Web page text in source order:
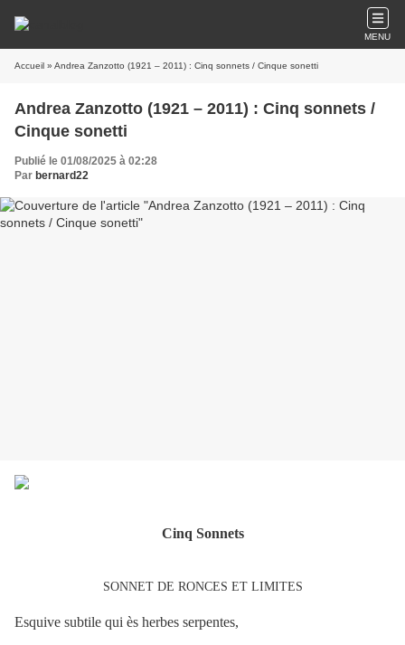
MENU
Accueil » Andrea Zanzotto (1921 – 2011) : Cinq sonnets / Cinque sonetti
Andrea Zanzotto (1921 – 2011) : Cinq sonnets /
Cinque sonetti
Publié le 01/08/2025 à 02:28
Par bernard22
Cinq Sonnets
SONNET DE RONCES ET LIMITES
Esquive subtile qui ès herbes serpentes,